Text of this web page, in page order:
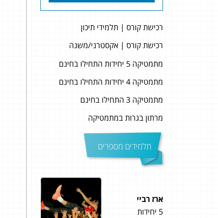
רכישת קורס | תלמידי תיכון
רכישת קורס | אקסטרני/משנה
מתמטיקה 5 יחידות התחילו בחינם
מתמטיקה 4 יחידות התחילו בחינם
מתמטיקה 3 התחילו בחינם
מרתון בגרות במתמטיקה
תלמידים מספרים
ארז רביי
5 יחידות